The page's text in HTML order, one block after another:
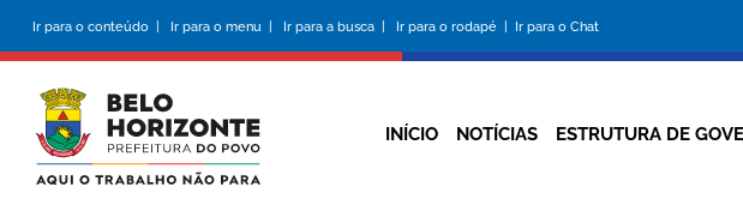
conteúdo
principal
Ir para o conteúdo | Ir para o menu | Ir para a busca | Ir para o rodapé | Ir para o Chat
da
INÍCIO NOTÍCIAS ESTRUTURA DE